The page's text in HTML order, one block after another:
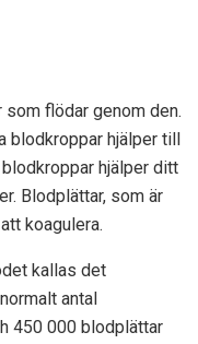
som flödar genom den.
hjälper till
hjälper ditt
Blodplättar, som är
koagulera.
kallas det
antal
450 000 blodplättar